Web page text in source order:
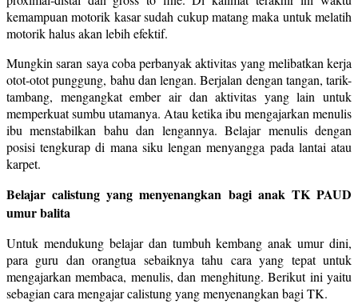
kemampuan motorik kasar sudah cukup matang maka untuk melatih
motorik halus akan lebih efektif.
Mungkin saran saya coba perbanyak aktivitas yang melibatkan kerja
otot-otot punggung, bahu dan lengan. Berjalan dengan tangan, tarik-
tambang, mengangkat ember air dan aktivitas yang lain untuk
memperkuat sumbu utamanya. Atau ketika ibu mengajarkan menulis
ibu menstabilkan bahu dan lengannya. Belajar menulis dengan
posisi tengkurap di mana siku lengan menyangga pada lantai atau
karpet.
Belajar calistung yang menyenangkan bagi anak TK PAUD
umur balita
Untuk mendukung belajar dan tumbuh kembang anak umur dini,
para guru dan orangtua sebaiknya tahu cara yang tepat untuk
mengajarkan membaca, menulis, dan menghitung. Berikut ini yaitu
sebagian cara mengajar calistung yang menyenangkan bagi TK.